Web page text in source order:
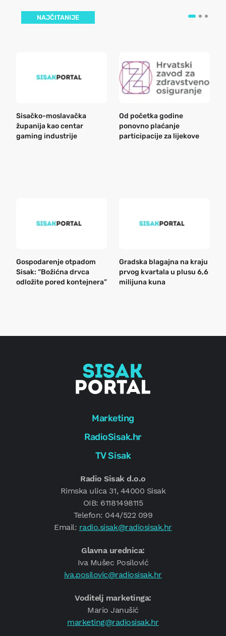
NAJČITANIJE
Sisačko-moslavačka
županija kao centar
gaming industrije
Od početka godine
ponovno plaćanje
participacije za lijekove
Gospodarenje otpadom
Sisak: “Božićna drvca
odložite pored kontejnera”
Gradska blagajna na kraju
prvog kvartala u plusu 6,6
milijuna kuna
Marketing
RadioSisak.hr
TV Sisak
Radio Sisak d.o.o
Rimska ulica 31, 44000 Sisak
OIB: 61181498115
Telefon: 044/522 099
Email: radio.sisak@radiosisak.hr
Glavna urednica:
Iva Mušec Posilović
iva.posilovic@radiosisak.hr
Voditelj marketinga:
Mario Janušić
marketing@radiosisak.hr